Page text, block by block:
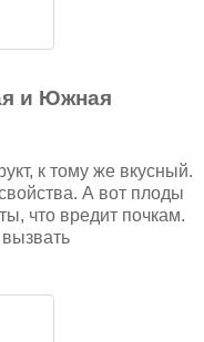
и Южная
к тому же вкусный.
А вот плоды
что вредит почкам.